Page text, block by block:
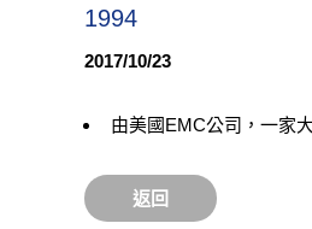
1994
2017/10/23
由美國EMC公司，一家
返回